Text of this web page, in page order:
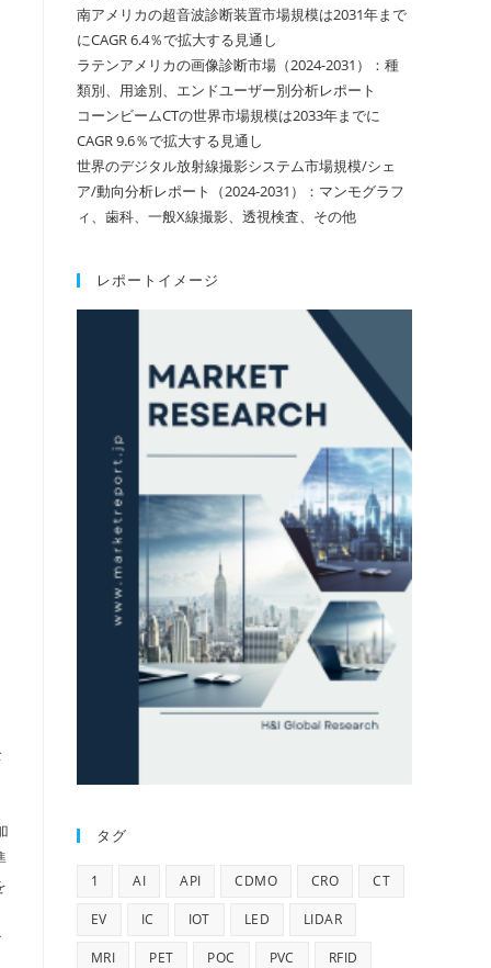
南アメリカの超音波診断装置市場規模は2031年まで
にCAGR 6.4％で拡大する見通し
ラテンアメリカの画像診断市場（2024-2031）：種
類別、用途別、エンドユーザー別分析レポート
コーンビームCTの世界市場規模は2033年までに
CAGR 9.6％で拡大する見通し
世界のデジタル放射線撮影システム市場規模/シェ
ア/動向分析レポート（2024-2031）：マンモグラフ
ィ、歯科、一般X線撮影、透視検査、その他
レポートイメージ
タグ
1 AI API CDMO CRO CT
EV IC IOT LED LIDAR
MRI PET POC PVC RFID